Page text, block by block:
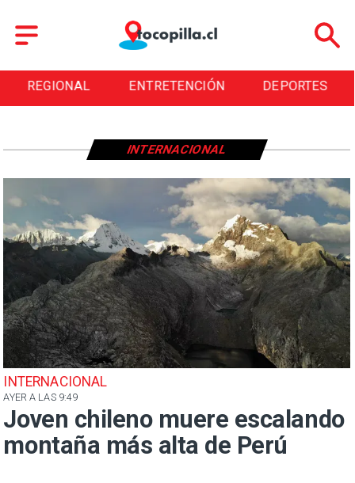
REGIONAL ENTRETENCIÓN DEPORTES
INTERNACIONAL
AYER A LAS 9:49
Joven chileno muere escalando
montaña más alta de Perú
INTERNACIONAL